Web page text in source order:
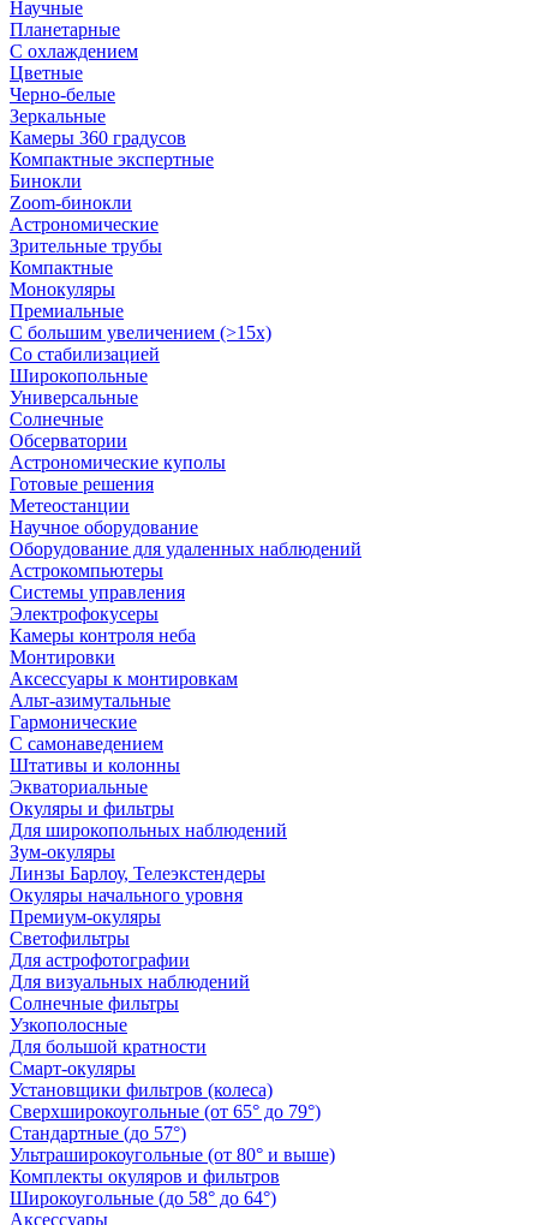
Научные
Планетарные
С охлаждением
Цветные
Черно-белые
Зеркальные
Камеры 360 градусов
Компактные экспертные
Бинокли
Zoom-бинокли
Астрономические
Зрительные трубы
Компактные
Монокуляры
Премиальные
С большим увеличением (>15x)
Со стабилизацией
Широкопольные
Универсальные
Солнечные
Обсерватории
Астрономические куполы
Готовые решения
Метеостанции
Научное оборудование
Оборудование для удаленных наблюдений
Астрокомпьютеры
Системы управления
Электрофокусеры
Камеры контроля неба
Монтировки
Аксессуары к монтировкам
Альт-азимутальные
Гармонические
С самонаведением
Штативы и колонны
Экваториальные
Окуляры и фильтры
Для широкопольных наблюдений
Зум-окуляры
Линзы Барлоу, Телеэкстендеры
Окуляры начального уровня
Премиум-окуляры
Светофильтры
Для астрофотографии
Для визуальных наблюдений
Солнечные фильтры
Узкополосные
Для большой кратности
Смарт-окуляры
Установщики фильтров (колеса)
Сверхширокоугольные (от 65° до 79°)
Стандартные (до 57°)
Ультраширокоугольные (от 80° и выше)
Комплекты окуляров и фильтров
Широкоугольные (до 58° до 64°)
Аксессуары